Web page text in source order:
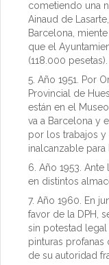
cometiendo una
Ainaud de
Barcelona,
que el
(118.000 pesetas).
Año 1951. Por
Provincial de
están en el
va a Barcelona y
por los trabajos y
inalcanzable
Año 1953.
en distintos
Año 1960. En
favor de la DPH,
sin potestad legal
pinturas profanas
de su autoridad